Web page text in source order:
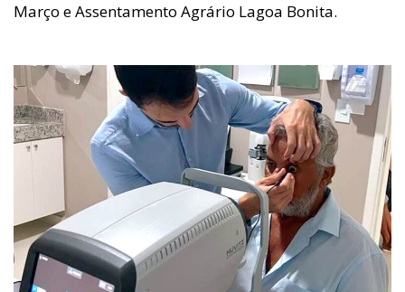
Março e Assentamento Agrário Lagoa Bonita.